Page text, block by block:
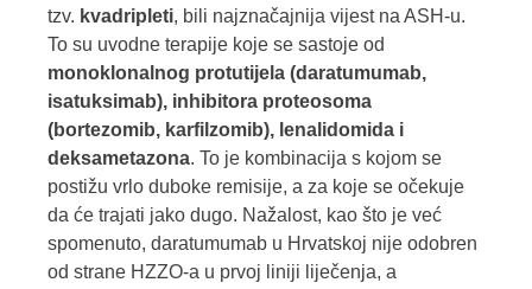
tzv. kvadripleti, bili najznačajnija vijest na ASH-u.
To su uvodne terapije koje se sastoje od
monoklonalnog protutijela (daratumumab,
isatuksimab), inhibitora proteosoma
(bortezomib, karfilzomib), lenalidomida i
deksametazona. To je kombinacija s kojom se
postižu vrlo duboke remisije, a za koje se očekuje
da će trajati jako dugo. Nažalost, kao što je već
spomenuto, daratumumab u Hrvatskoj nije odobren
od strane HZZO-a u prvoj liniji liječenja, a